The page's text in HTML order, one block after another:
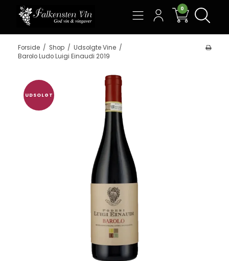
0
Forside / Shop / Udsolgte Vine /
Barolo Ludo Luigi Einaudi 2019
UDSOLGT